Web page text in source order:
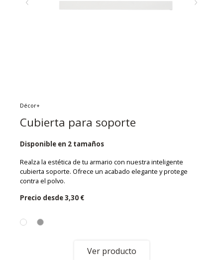
Décor+
Cubierta para soporte
Disponible en 2 tamaños
Realza la estética de tu armario con nuestra inteligente
cubierta soporte. Ofrece un acabado elegante y protege
contra el polvo.
Precio desde3,30 €
Ver producto